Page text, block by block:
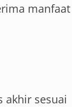
manfaat
akhir sesuai